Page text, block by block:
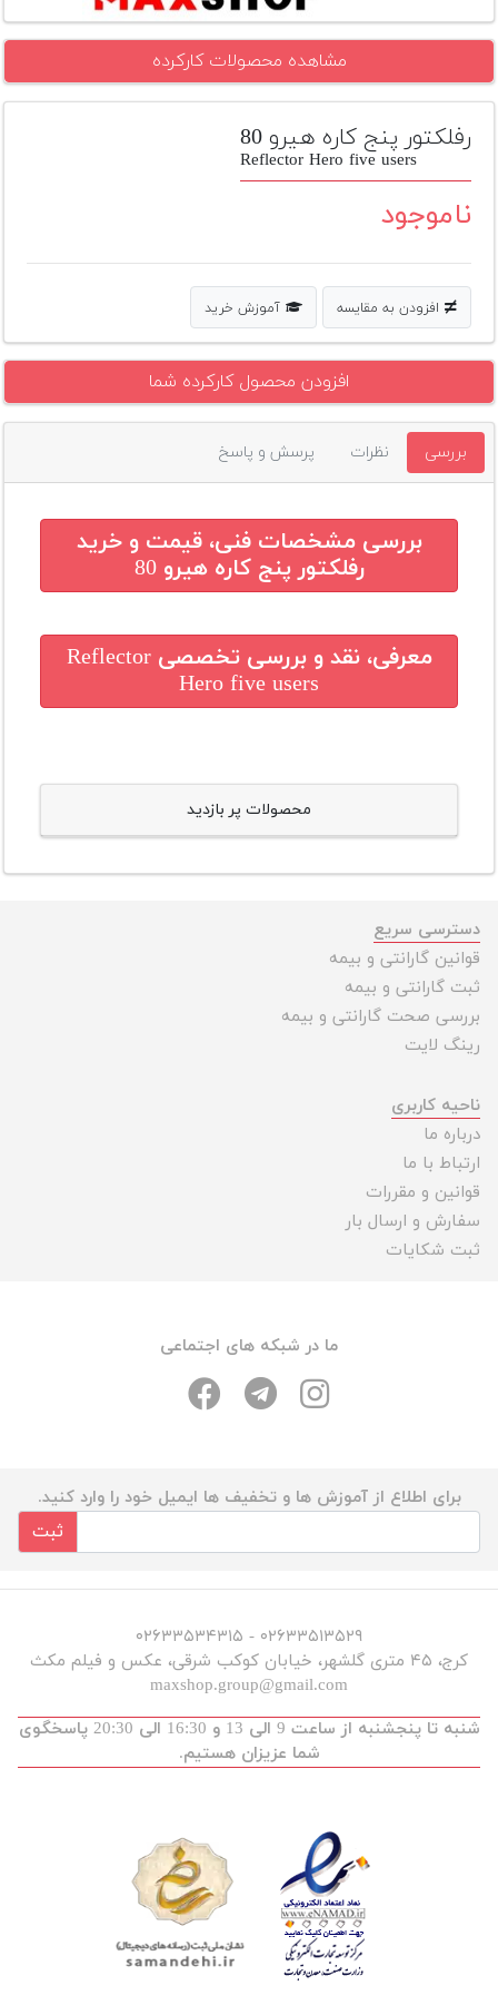
پلاس
افزودن
دست
دوم
دوربین
بله
مشاهده محصولات کارکرده
رفلکتور پنج کاره هیرو 80
Reflector Hero five users
ناموجود
افزودن به مقایسه آموزش خرید
افزودن محصول کارکرده شما
بررسی نظرات پرسش و پاسخ
بررسی مشخصات فنی، قیمت و خرید
رفلکتور پنج کاره هیرو 80
معرفی، نقد و بررسی تخصصیReflector
Hero five users
محصولات پر بازدید
دسترسی سریع
قوانین گارانتی و بیمه
ثبت گارانتی و بیمه
بررسی صحت گارانتی و بیمه
رینگ لایت
ناحیه کاربری
درباره ما
ارتباط با ما
قوانین و مقررات
سفارش و ارسال بار
ثبت شکایات
ما در شبکه های اجتماعی
برای اطلاع از آموزش ها و تخفیف ها ایمیل خود را وارد کنید.
ثبت
۰۲۶۳۳۵۱۳۵۲۹ - ۰۲۶۳۳۵۳۴۳۱۵
کرج، ۴۵ متری گلشهر، خیابان کوکب شرقی، عکس و فیلم مکث
maxshop.group@gmail.com
شنبه تا پنجشنبه از ساعت 9 الی 13 و 16:30 الی 20:30 پاسخگوی
شما عزیزان هستیم.